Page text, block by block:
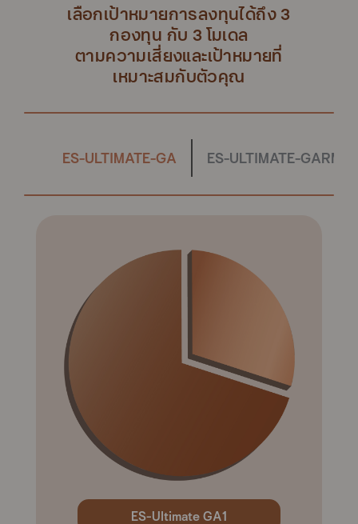
เลือกเป้าหมายการลงทุนได้ถึง 3
กองทุน กับ 3 โมเดล
ตามความเสี่ยงและเป้าหมายที่
เหมาะสมกับตัวคุณ
ES-ULTIMATE-GA ES-ULTIMATE-
ES-Ultimate GA1